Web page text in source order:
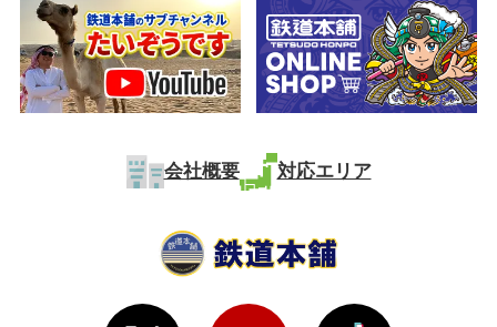
会社概要 対応エリア